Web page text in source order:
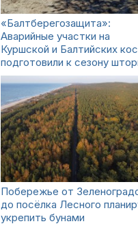
«Балтберегозащита»:
Аварийные участки на
Куршской и Балтийских
подготовили к сезону
Побережье от
до посёлка Лесного
укрепить бунами